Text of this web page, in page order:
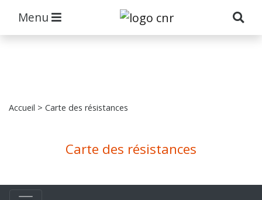
Menu
Accueil > Carte des résistances
Carte des résistances